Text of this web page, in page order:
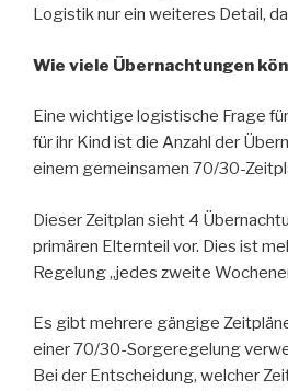
Logistik nur ein weiteres Detail,
Wie viele Übernachtungen
Eine wichtige logistische Frage
für ihr Kind ist die Anzahl der
einem gemeinsamen 70/30-
Dieser Zeitplan sieht 4
primären Elternteil vor. Dies ist
Regelung „jedes zweite
Es gibt mehrere gängige
einer 70/30-Sorgeregelung
Bei der Entscheidung, welcher